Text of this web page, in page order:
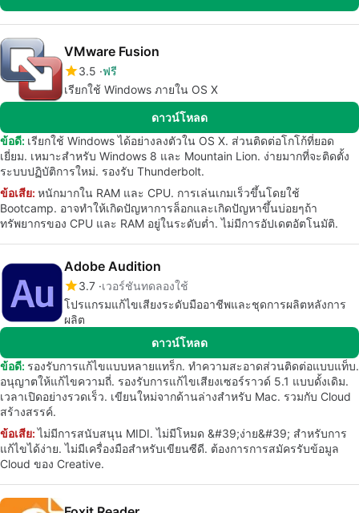
VMware Fusion
3.5 ฟรี
เรียกใช้ Windows ภายใน OS X
ดาวน์โหลด
ข้อดี: เรียกใช้ Windows ได้อย่างลงตัวใน OS X. ส่วนติดต่อโกโก้ที่ยอด
เยี่ยม. เหมาะสำหรับ Windows 8 และ Mountain Lion. ง่ายมากที่จะติดตั้ง
ระบบปฏิบัติการใหม่. รองรับ Thunderbolt.
ข้อเสีย: หนักมากใน RAM และ CPU. การเล่นเกมเร็วขึ้นโดยใช้
Bootcamp. อาจทำให้เกิดปัญหาการล็อกและเกิดปัญหาขึ้นบ่อยๆถ้า
ทรัพยากรของ CPU และ RAM อยู่ในระดับต่ำ. ไม่มีการอัปเดตอัตโนมัติ.
Adobe Audition
3.7 เวอร์ชันทดลองใช้
โปรแกรมแก้ไขเสียงระดับมืออาชีพและชุดการผลิตหลังการ
ผลิต
ดาวน์โหลด
ข้อดี: รองรับการแก้ไขแบบหลายแทร็ก. ทำความสะอาดส่วนติดต่อแบบแท็บ.
อนุญาตให้แก้ไขความถี่. รองรับการแก้ไขเสียงเซอร์ราวด์ 5.1 แบบดั้งเดิม.
เวลาเปิดอย่างรวดเร็ว. เขียนใหม่จากด้านล่างสำหรับ Mac. รวมกับ Cloud
สร้างสรรค์.
ข้อเสีย:ไม่มีการสนับสนุน MIDI. ไม่มีโหมด &#39;ง่าย&#39; สำหรับการ
แก้ไขได้ง่าย. ไม่มีเครื่องมือสำหรับเขียนซีดี. ต้องการการสมัครรับข้อมูล
Cloud ของ Creative.